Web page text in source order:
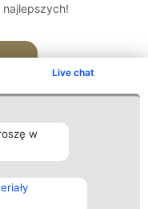
Live chat
w
Kontakt
Kontakt